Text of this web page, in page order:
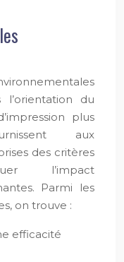
du
plus
aux
des critères
l’impact
Parmi les
on trouve :
efficacité